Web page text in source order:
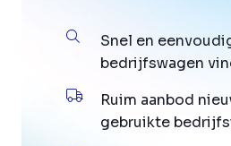
Snel en
bedrijfswagen
Ruim aanbod
gebruikte